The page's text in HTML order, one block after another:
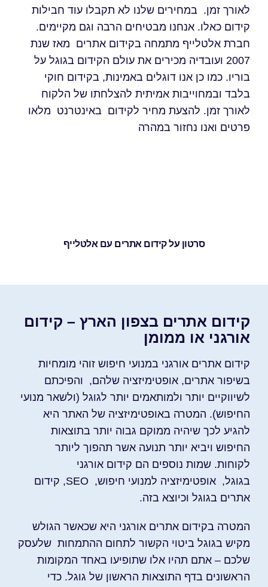
לאורך זמן. במחירים שלנו לא תקבלו עוד חבילות
קידום כאלו. אנחנו מבטיחים הרבה וגם מקיימים.
חברת אלטלייף מתמחה בקידום אתרים מאז שנת
2007 ועובדיה מכירים את עולם הקידום בגוגל על
בוריו. כמו כן אנו דוגלים באמינות, בקידום חוקי
בלבד ובמחוייבות אמיתית להצלחתו של הלקוח
לאורך זמן. להצעת מחיר לקידום באינטרנט מלאו
פרטים ואנו נחזור במהרה
סרטון על קידום אתרים עם אלטלייף
קידום אתרים בצפון הארץ – קידום
אורגני או ממומן
קידום אתרים אורגני במנועי חיפוש זוהי מומחיות
בשיפור אתרים, אופטימיזציה שלהם, והפיכתם
לשיווקיים יותר ולמותאמים יותר לגוגל (ולשאר מנועי
החיפוש). המטרה באופטימיזציה של האתר היא
להגיע לכך שיהיה ממוקם גבוה יותר בתוצאות
החיפוש ויביא יותר תנועה אשר תהפוך ליותר
לקוחות. שמות נוספים הם קידום אורגני
בגוגל, אופטימיזציה למנועי חיפוש, SEO, קידום
אתרים בגוגל וכיוצא בזה.
המטרה בקידום אתרים אורגני היא שכאשר הגולש
מקיש בגוגל ביטוי הקשור לתחום ההתמחות שלעסק
שלכם – אתם תהיו אלו שתופיעו באחד המקומות
הראשונים בדף התוצאות הראשון של גוגל. כדי